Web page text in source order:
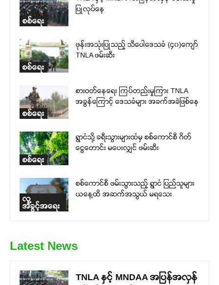
စစ်ရေး
ပြုလုပ်နေ
စစ်ရေး
ဖုန်းအသုံးပြုသည့် သီပေါဒေသခံ (၄၀)ကျော်
TNLA ဖမ်းဆီး
စစ်ရေး
စားဝတ်နေရေး ကြပ်တည်းမှုကြား TNLA
အခွန်ကြောင့် ဒေသခံများ အခက်အခဲဖြစ်နေ
စစ်ရေး
ရွာငံသို့ ခရီးသွားများထံမှ စစ်ကောင်စီ ဂိတ်
ငွေတောင်း မပေးလျှင် ဖမ်းဆီး
လူ့
အခွင့်အရေး
စစ်ကောင်စီ ဖမ်းသွားသည့် ရွာငံ ပြည်သူများ
ယနေ့ထိ အဆက်အသွယ် မရသေး
Latest News
TNLA နှင့် MNDAA အပြန်အလှန်